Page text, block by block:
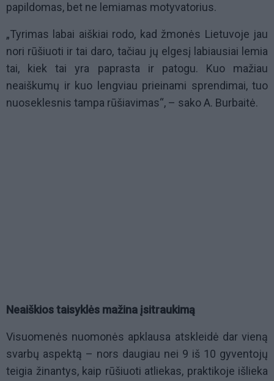
papildomas, bet ne lemiamas motyvatorius.
„Tyrimas labai aiškiai rodo, kad žmonės Lietuvoje jau
nori rūšiuoti ir tai daro, tačiau jų elgesį labiausiai lemia
tai, kiek tai yra paprasta ir patogu. Kuo mažiau
neaiškumų ir kuo lengviau prieinami sprendimai, tuo
nuoseklesnis tampa rūšiavimas“, – sako A. Burbaitė.
Neaiškios taisyklės mažina įsitraukimą
Visuomenės nuomonės apklausa atskleidė dar vieną
svarbų aspektą – nors daugiau nei 9 iš 10 gyventojų
teigia žinantys, kaip rūšiuoti atliekas, praktikoje išlieka